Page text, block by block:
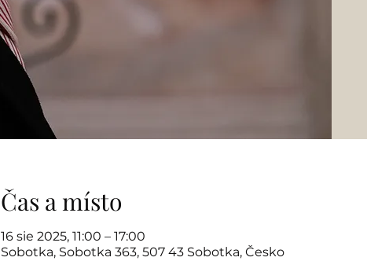
Čas a místo
16 sie 2025, 11:00 – 17:00
Sobotka, Sobotka 363, 507 43 Sobotka, Česko